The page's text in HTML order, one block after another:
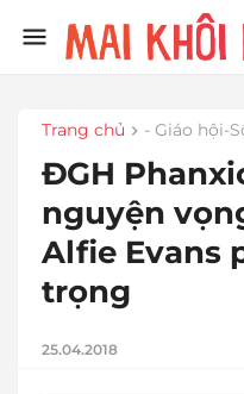
Trang chủ - Giáo hội-
ĐGH
nguyện
Alfie Evans
trọng
25.04.2018